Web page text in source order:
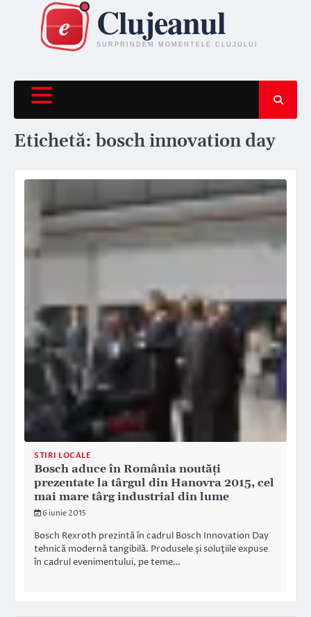
content
Etichetă:bosch innovation day
STIRI LOCALE
Bosch aduce în România noutăţi
prezentate la târgul din Hanovra 2015, cel
mai mare târg industrial din lume
6 iunie 2015
Bosch Rexroth prezintă în cadrul Bosch Innovation Day
tehnică modernă tangibilă. Produsele şi soluţiile expuse
în cadrul evenimentului, pe teme…